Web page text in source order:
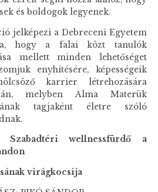
és boldogok legyenek.
jelképezi a Debreceni Egyetem
hogy a falai közt tanulók
mellett minden lehetőséget
enyhítésére, képességeik
karrier létrehozására
melyben Alma Materük
tagjaként életre szóló
wellnessfürdő a
virágkocsija